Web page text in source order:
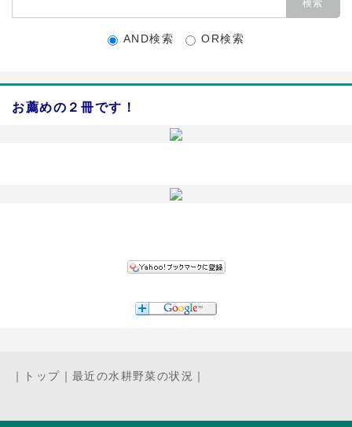
AND検索 OR検索
お薦めの２冊です！
｜ トップ ｜最近の水耕野菜の状況 ｜